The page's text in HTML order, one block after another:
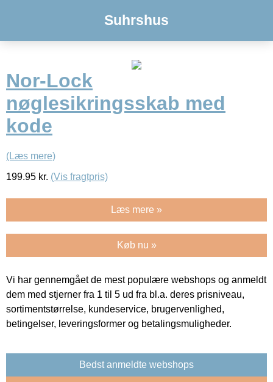
Suhrshus
Nor-Lock
nøglesikringsskab med
kode
(Læs mere)
199.95 kr. (Vis fragtpris)
Læs mere »
Køb nu »
Vi har gennemgået de mest populære webshops og anmeldt
dem med stjerner fra 1 til 5 ud fra bl.a. deres prisniveau,
sortimentstørrelse, kundeservice, brugervenlighed,
betingelser, leveringsformer og betalingsmuligheder.
Bedst anmeldte webshops